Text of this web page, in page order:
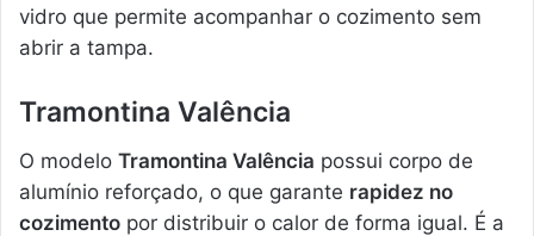
vidro que permite acompanhar o cozimento sem
abrir a tampa.
Tramontina Valência
O modelo Tramontina Valência possui corpo de
alumínio reforçado, o que garante rapidez no
cozimento por distribuir o calor de forma igual. É a